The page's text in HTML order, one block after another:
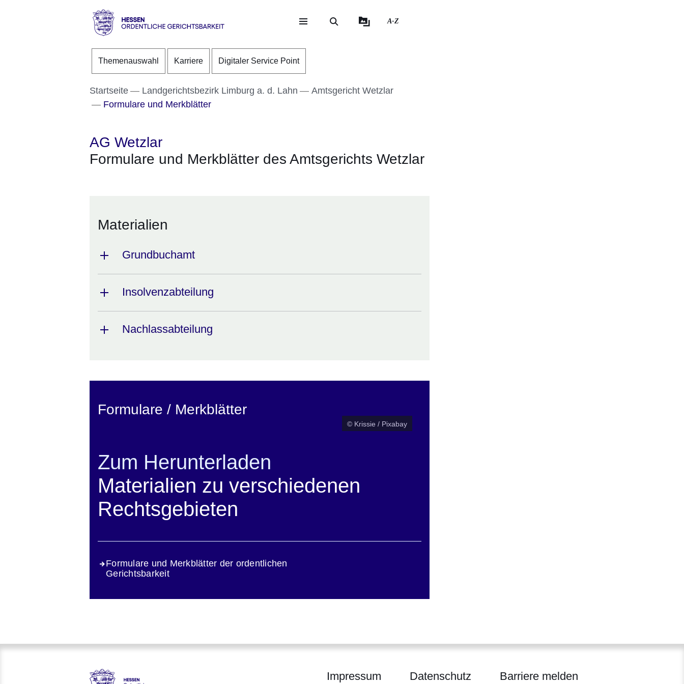
Direkt zum Kopf der Seite
Direkt zum Inhalt
Direkt zum Fuß der Seite
Ordentliche
A-Z
Themenauswahl Karriere Digitaler Service Point
Startseite Landgerichtsbezirk Limburg a. d. Lahn
Amtsgericht Wetzlar
Formulare und Merkblätter
AG Wetzlar
Formulare und Merkblätter des Amtsgerichts Wetzlar
Materialien
Grundbuchamt
Insolvenzabteilung
Nachlassabteilung
Formulare / Merkblätter
© Krissie / Pixabay
Zum Herunterladen
Materialien zu verschiedenen
Rechtsgebieten
Formulare und Merkblätter der ordentlichen
Gerichtsbarkeit
Impressum Datenschutz Barriere melden